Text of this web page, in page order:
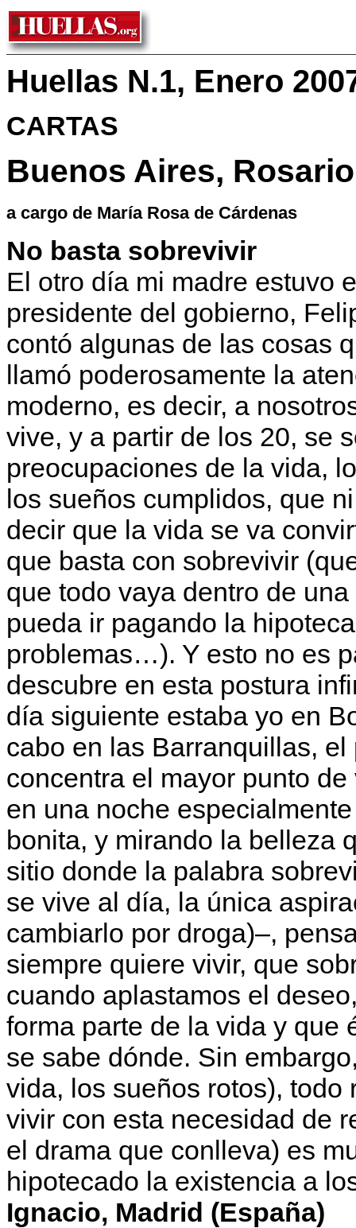
Huellas N.1, Enero
CARTAS
Buenos Aires,
a cargo de María Rosa de Cárdenas
No basta sobrevivir
El otro día mi madre estuvo
presidente del gobierno,
contó algunas de las cosas
llamó poderosamente la
moderno, es decir, a
vive, y a partir de los 20, se
preocupaciones de la vida,
los sueños cumplidos, que
decir que la vida se va
que basta con sobrevivir
que todo vaya dentro de
pueda ir pagando la
problemas…). Y esto no es
descubre en esta postura
día siguiente estaba yo en
cabo en las Barranquillas,
concentra el mayor punto
en una noche
bonita, y mirando la belleza
sitio donde la palabra
se vive al día, la única
cambiarlo por droga)–,
siempre quiere vivir, que
cuando aplastamos el
forma parte de la vida y que
se sabe dónde. Sin
vida, los sueños rotos),
vivir con esta necesidad de
el drama que conlleva) es
hipotecado la existencia a
Ignacio, Madrid (España)